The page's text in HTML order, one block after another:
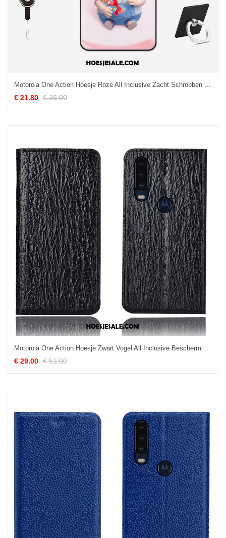
Motorola One Action Hoesje Roze All Inclusive Zacht Schrobben Lovers Aanbiedingen
€ 21.80 € 35.00
Motorola One Action Hoesje Zwart Vogel All Inclusive Bescherming Anti-fall Aanbiedingen
€ 29.00 € 51.00